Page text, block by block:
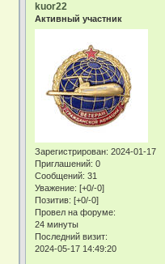
kuor22
Активный участник
Зарегистрирован: 2024-01-17
Приглашений: 0
Сообщений: 31
Уважение: [+0/-0]
Позитив: [+0/-0]
Провел на форуме:
24 минуты
Последний визит:
2024-05-17 14:49:20